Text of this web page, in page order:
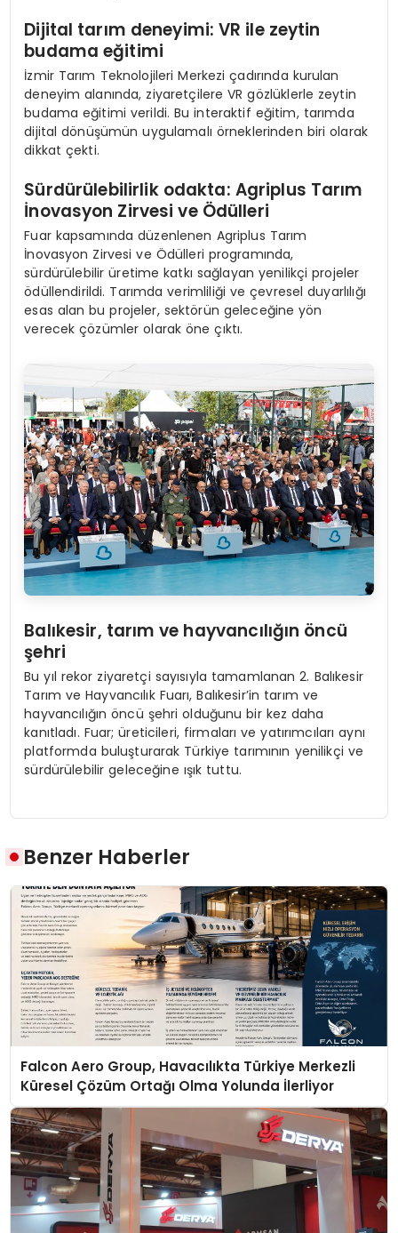
Dijital tarım deneyimi: VR ile zeytin
budama eğitimi
İzmir Tarım Teknolojileri Merkezi çadırında kurulan
deneyim alanında, ziyaretçilere VR gözlüklerle zeytin
budama eğitimi verildi. Bu interaktif eğitim, tarımda
dijital dönüşümün uygulamalı örneklerinden biri olarak
dikkat çekti.
Sürdürülebilirlik odakta: Agriplus Tarım
İnovasyon Zirvesi ve Ödülleri
Fuar kapsamında düzenlenen Agriplus Tarım
İnovasyon Zirvesi ve Ödülleri programında,
sürdürülebilir üretime katkı sağlayan yenilikçi projeler
ödüllendirildi. Tarımda verimliliği ve çevresel duyarlılığı
esas alan bu projeler, sektörün geleceğine yön
verecek çözümler olarak öne çıktı.
Balıkesir, tarım ve hayvancılığın öncü
şehri
Bu yıl rekor ziyaretçi sayısıyla tamamlanan 2. Balıkesir
Tarım ve Hayvancılık Fuarı, Balıkesir’in tarım ve
hayvancılığın öncü şehri olduğunu bir kez daha
kanıtladı. Fuar; üreticileri, firmaları ve yatırımcıları aynı
platformda buluşturarak Türkiye tarımının yenilikçi ve
sürdürülebilir geleceğine ışık tuttu.
Benzer Haberler
Falcon Aero Group, Havacılıkta Türkiye Merkezli
Küresel Çözüm Ortağı Olma Yolunda İlerliyor